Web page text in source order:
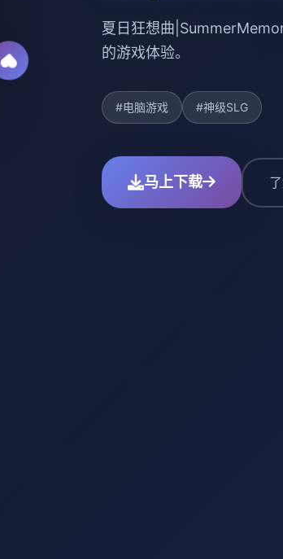
夏日狂想曲
的游戏体验。
#电脑游戏 #神级SLG
马上下载